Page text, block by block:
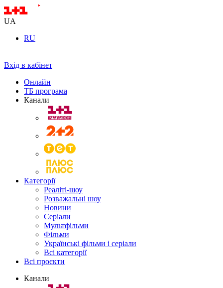
UA
RU
Вхід в кабінет
Онлайн
ТБ програма
Канали
Категорії
Реаліті-шоу
Розважальні шоу
Новини
Серіали
Мультфільми
Фільми
Українські фільми і серіали
Всі категорії
Всі проєкти
Канали